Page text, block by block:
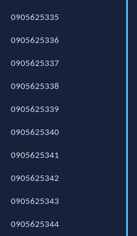
0905625335
0905625336
0905625337
0905625338
0905625339
0905625340
0905625341
0905625342
0905625343
0905625344